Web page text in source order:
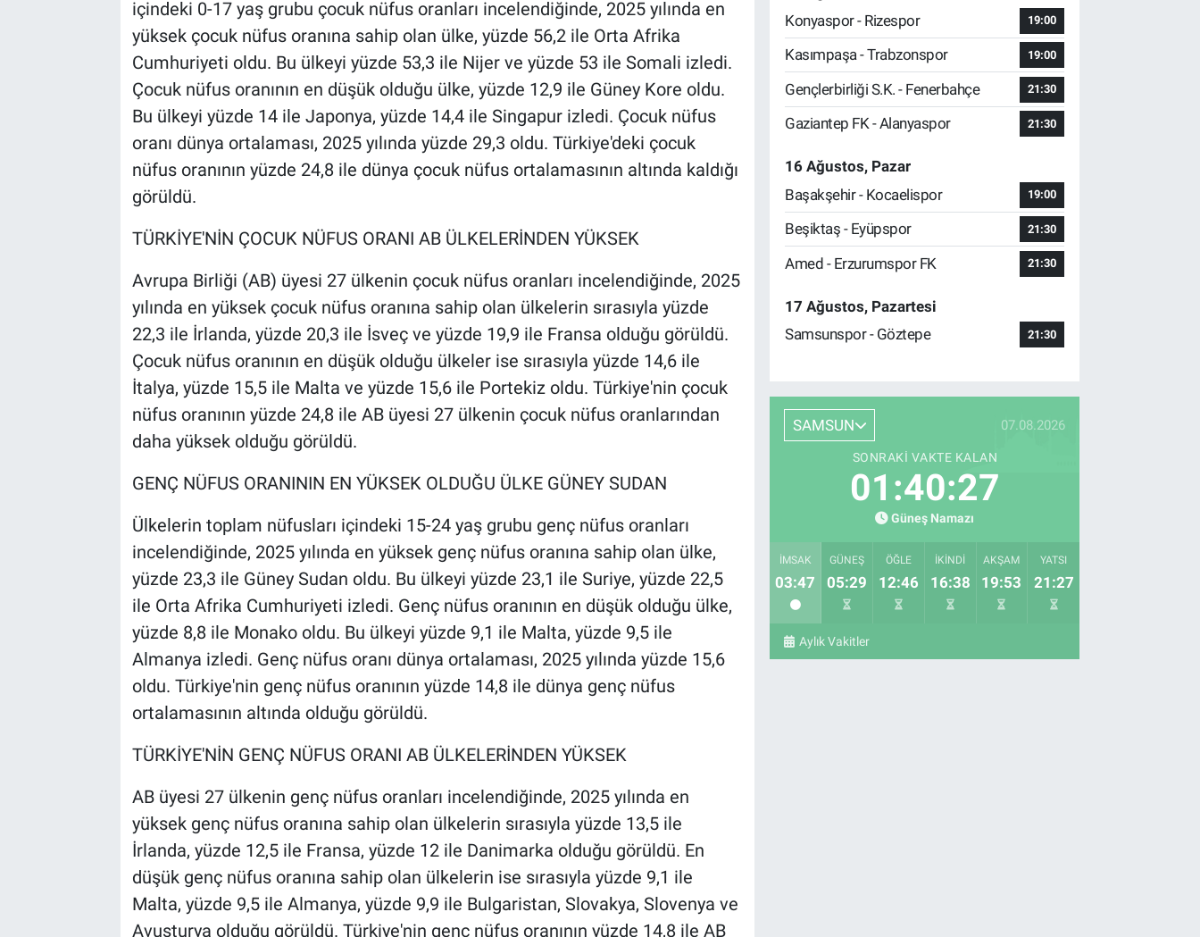
içindeki 0-17 yaş grubu çocuk nüfus oranları incelendiğinde, 2025 yılında en
yüksek çocuk nüfus oranına sahip olan ülke, yüzde 56,2 ile Orta Afrika
Cumhuriyeti oldu. Bu ülkeyi yüzde 53,3 ile Nijer ve yüzde 53 ile Somali izledi.
Çocuk nüfus oranının en düşük olduğu ülke, yüzde 12,9 ile Güney Kore oldu.
Bu ülkeyi yüzde 14 ile Japonya, yüzde 14,4 ile Singapur izledi. Çocuk nüfus
oranı dünya ortalaması, 2025 yılında yüzde 29,3 oldu. Türkiye'deki çocuk
nüfus oranının yüzde 24,8 ile dünya çocuk nüfus ortalamasının altında kaldığı
görüldü.
TÜRKİYE'NİN ÇOCUK NÜFUS ORANI AB ÜLKELERİNDEN YÜKSEK
Avrupa Birliği (AB) üyesi 27 ülkenin çocuk nüfus oranları incelendiğinde, 2025
yılında en yüksek çocuk nüfus oranına sahip olan ülkelerin sırasıyla yüzde
22,3 ile İrlanda, yüzde 20,3 ile İsveç ve yüzde 19,9 ile Fransa olduğu görüldü.
Çocuk nüfus oranının en düşük olduğu ülkeler ise sırasıyla yüzde 14,6 ile
İtalya, yüzde 15,5 ile Malta ve yüzde 15,6 ile Portekiz oldu. Türkiye'nin çocuk
nüfus oranının yüzde 24,8 ile AB üyesi 27 ülkenin çocuk nüfus oranlarından
daha yüksek olduğu görüldü.
GENÇ NÜFUS ORANININ EN YÜKSEK OLDUĞU ÜLKE GÜNEY SUDAN
Ülkelerin toplam nüfusları içindeki 15-24 yaş grubu genç nüfus oranları
incelendiğinde, 2025 yılında en yüksek genç nüfus oranına sahip olan ülke,
yüzde 23,3 ile Güney Sudan oldu. Bu ülkeyi yüzde 23,1 ile Suriye, yüzde 22,5
ile Orta Afrika Cumhuriyeti izledi. Genç nüfus oranının en düşük olduğu ülke,
yüzde 8,8 ile Monako oldu. Bu ülkeyi yüzde 9,1 ile Malta, yüzde 9,5 ile
Almanya izledi. Genç nüfus oranı dünya ortalaması, 2025 yılında yüzde 15,6
oldu. Türkiye'nin genç nüfus oranının yüzde 14,8 ile dünya genç nüfus
ortalamasının altında olduğu görüldü.
TÜRKİYE'NİN GENÇ NÜFUS ORANI AB ÜLKELERİNDEN YÜKSEK
AB üyesi 27 ülkenin genç nüfus oranları incelendiğinde, 2025 yılında en
yüksek genç nüfus oranına sahip olan ülkelerin sırasıyla yüzde 13,5 ile
İrlanda, yüzde 12,5 ile Fransa, yüzde 12 ile Danimarka olduğu görüldü. En
düşük genç nüfus oranına sahip olan ülkelerin ise sırasıyla yüzde 9,1 ile
Malta, yüzde 9,5 ile Almanya, yüzde 9,9 ile Bulgaristan, Slovakya, Slovenya ve
Avusturya olduğu görüldü. Türkiye'nin genç nüfus oranının yüzde 14,8 ile AB
Konyaspor - Rizespor
19:00
Kasımpaşa - Trabzonspor 19:00
Gençlerbirliği S.K. - Fenerbahçe 21:30
Gaziantep FK - Alanyaspor 21:30
16 Ağustos, Pazar
Başakşehir - Kocaelispor
19:00
Beşiktaş - Eyüpspor 21:30
Amed - Erzurumspor FK 21:30
17 Ağustos, Pazartesi
Samsunspor - Göztepe
21:30
SAMSUN 07.08.2026
SONRAKI VAKTE KALAN
01:40:26
Güneş Namazı
İMSAK
03:47
GÜNEŞ
05:29
ÖĞLE
12:46
İKINDI
16:38
AKŞAM
19:53
YATSI
21:27
Aylık Vakitler